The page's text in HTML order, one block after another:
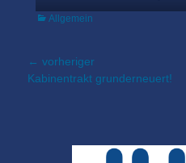
Kategorien
Allgemein
Beitragsnavigation
← vorheriger
Vorheriger
Kabinentrakt grunderneuert!